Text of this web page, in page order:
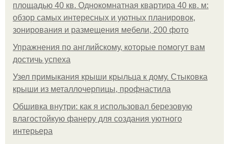
площадью 40 кв. Однокомнатная квартира 40 кв. м:
обзор самых интересных и уютных планировок,
зонирования и размещения мебели, 200 фото
Упражнения по английскому, которые помогут вам
достичь успеха
Узел примыкания крыши крыльца к дому. Стыковка
крыши из металлочерпицы, профнастила
Обшивка внутри: как я использовал березовую
влагостойкую фанеру для создания уютного
интерьера